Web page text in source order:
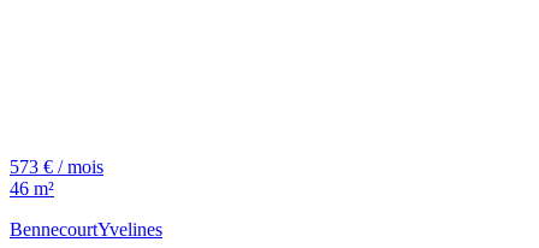
573 € / mois
46 m²
BennecourtYvelines